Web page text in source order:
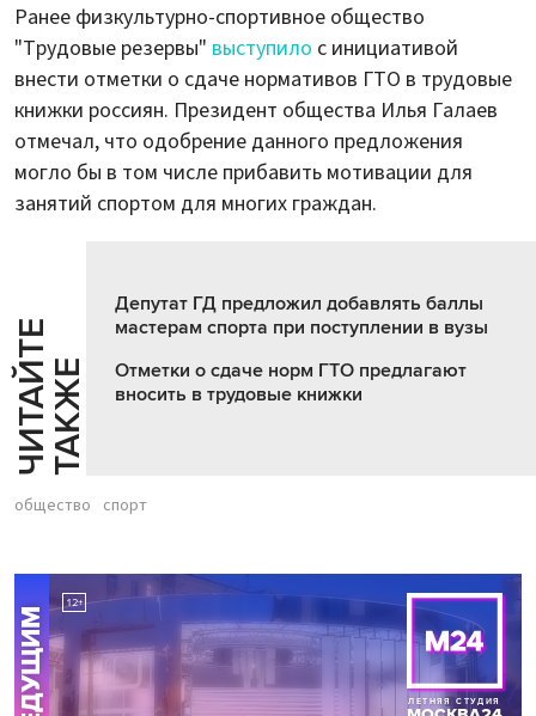
Ранее физкультурно-спортивное общество
"Трудовые резервы" выступило с инициативой
внести отметки о сдаче нормативов ГТО в трудовые
книжки россиян. Президент общества Илья Галаев
отмечал, что одобрение данного предложения
могло бы в том числе прибавить мотивации для
занятий спортом для многих граждан.
Ч
И
Т
АЙ
Т
Е
Т
А
К
ЖЕ
Депутат ГД предложил добавлять баллы
мастерам спорта при поступлении в вузы
Отметки о сдаче норм ГТО предлагают
вносить в трудовые книжки
общество спорт